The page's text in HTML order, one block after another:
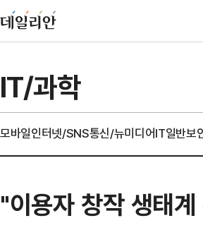
IT/과학
모바일인터넷/SNS통신/뉴미디어IT일반보
"이용자 창작 생태